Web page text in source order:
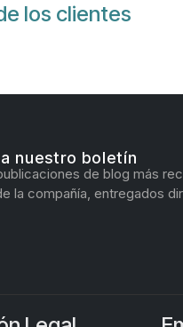
los clientes
nuestro boletín
de blog más
la compañía, entregados